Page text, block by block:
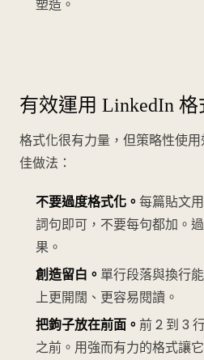
塑造。
有效運用 LinkedIn
格式化很有力量，但策略性使
佳做法：
不要過度格式化。 每篇貼文
詞句即可，不要每句都加。
果。
創造留白。 單行段落與換行
上更開闊、更容易閱讀。
把鉤子放在前面。 前 2 到 3
之前。用強而有力的格式讓